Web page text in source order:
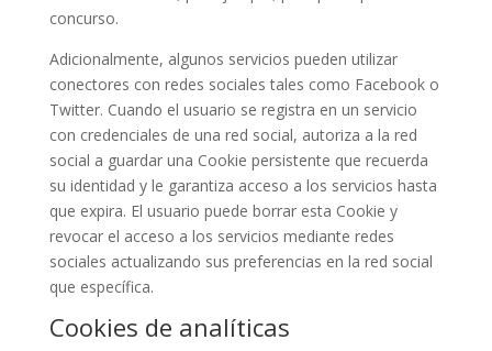
concurso.
Adicionalmente, algunos servicios pueden utilizar
conectores con redes sociales tales como Facebook o
Twitter. Cuando el usuario se registra en un servicio
con credenciales de una red social, autoriza a la red
social a guardar una Cookie persistente que recuerda
su identidad y le garantiza acceso a los servicios hasta
que expira. El usuario puede borrar esta Cookie y
revocar el acceso a los servicios mediante redes
sociales actualizando sus preferencias en la red social
que específica.
Cookies de analíticas